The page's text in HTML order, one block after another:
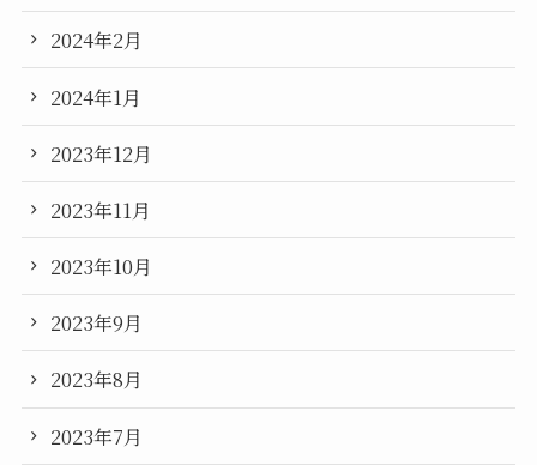
2024年2月
2024年1月
2023年12月
2023年11月
2023年10月
2023年9月
2023年8月
2023年7月